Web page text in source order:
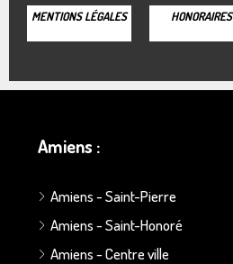
MENTIONS LÉGALES HONORAIRES
Amiens :
Amiens - Saint-Pierre
Amiens - Saint-Honoré
Amiens - Centre ville